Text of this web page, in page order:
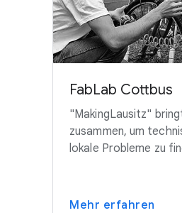
FabLab Cottbus
"MakingLausitz"
zusammen, um
lokale Probleme zu
Mehr erfahren